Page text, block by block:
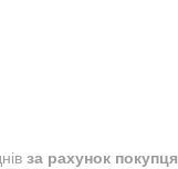
за рахунок покупця